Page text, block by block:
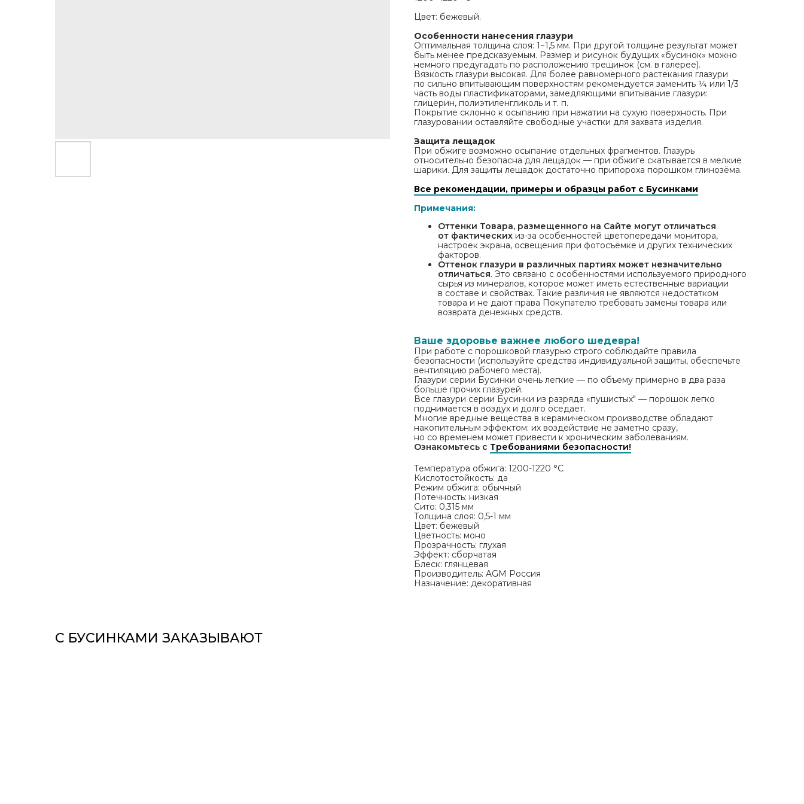
Цвет: бежевый.
Особенности нанесения глазури
Оптимальная толщина слоя: 1−1,5 мм. При другой толщине результат может
быть менее предсказуемым. Размер и рисунок будущих «бусинок» можно
немного предугадать по расположению трещинок (см. в галерее).
Вязкость глазури высокая. Для более равномерного растекания глазури
по сильно впитывающим поверхностям рекомендуется заменить ¼ или 1/3
часть воды пластификаторами, замедляющими впитывание глазури:
глицерин, полиэтиленгликоль и т. п.
Покрытие склонно к осыпанию при нажатии на сухую поверхность. При
глазуровании оставляйте свободные участки для захвата изделия.
Защита лещадок
При обжиге возможно осыпание отдельных фрагментов. Глазурь
относительно безопасна для лещадок — при обжиге скатывается в мелкие
шарики. Для защиты лещадок достаточно припороха порошком глинозёма.
Все рекомендации, примеры и образцы работ с Бусинками
Примечания:
Оттенки Товара, размещенного на Сайте могут отличаться
от фактических из-за особенностей цветопередачи монитора,
настроек экрана, освещения при фотосъёмке и других технических
факторов.
Оттенок глазури в различных партиях может незначительно
отличаться. Это связано с особенностями используемого природного
сырья из минералов, которое может иметь естественные вариации
в составе и свойствах. Такие различия не являются недостатком
товара и не дают права Покупателю требовать замены товара или
возврата денежных средств.
Ваше здоровье важнее любого шедевра!
При работе с порошковой глазурью строго соблюдайте правила
безопасности (используйте средства индивидуальной защиты, обеспечьте
вентиляцию рабочего места).
Глазури серии Бусинки очень легкие — по объему примерно в два раза
больше прочих глазурей.
Все глазури серии Бусинки из разряда «пушистых" — порошок легко
поднимается в воздух и долго оседает.
Многие вредные вещества в керамическом производстве обладают
накопительным эффектом: их воздействие не заметно сразу,
но со временем может привести к хроническим заболеваниям.
Ознакомьтесь с Требованиями безопасности!
Температура обжига: 1200-1220 °C
Кислотостойкость: да
Режим обжига: обычный
Потечность: низкая
Сито: 0,315 мм
Толщина слоя: 0,5-1 мм
Цвет: бежевый
Цветность: моно
Прозрачность: глухая
Эффект: сборчатая
Блеск: глянцевая
Производитель: AGM Россия
Назначение: декоративная
С БУСИНКАМИ ЗАКАЗЫВАЮТ